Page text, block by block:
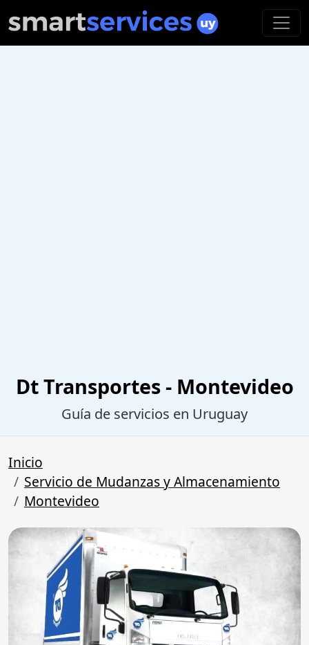
Dt Transportes - Montevideo
Guía de servicios en Uruguay
Inicio
Servicio de Mudanzas y Almacenamiento
Montevideo